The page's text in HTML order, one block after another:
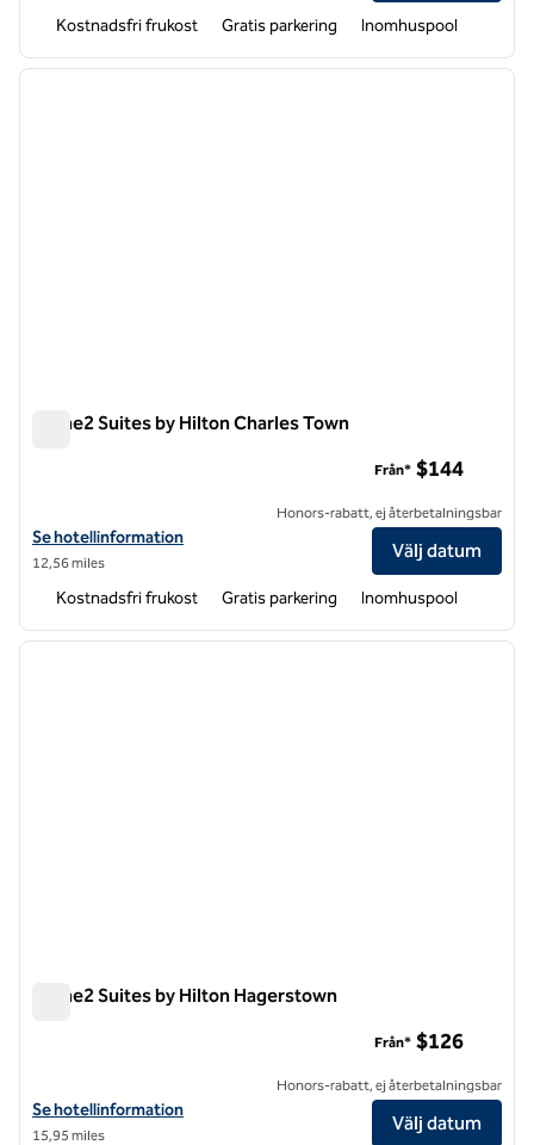
Kostnadsfri frukost Gratis parkering Inomhuspool
1 av 12
nästa
Home2 Suites by Hilton Charles Town
Visa hotelluppgifter för Home2 Suites by Hilton Charles Town
Se hotellinformation
12,56 miles
Från* $144
Honors-rabatt, ej återbetalningsbar
Välj datum
Kostnadsfri frukost Gratis parkering Inomhuspool
1 av 12
nästa
Home2 Suites by Hilton Hagerstown
Visa hotelluppgifter för Home2 Suites by Hilton Hagerstown
Se hotellinformation
15,95 miles
Från* $126
Honors-rabatt, ej återbetalningsbar
Välj datum